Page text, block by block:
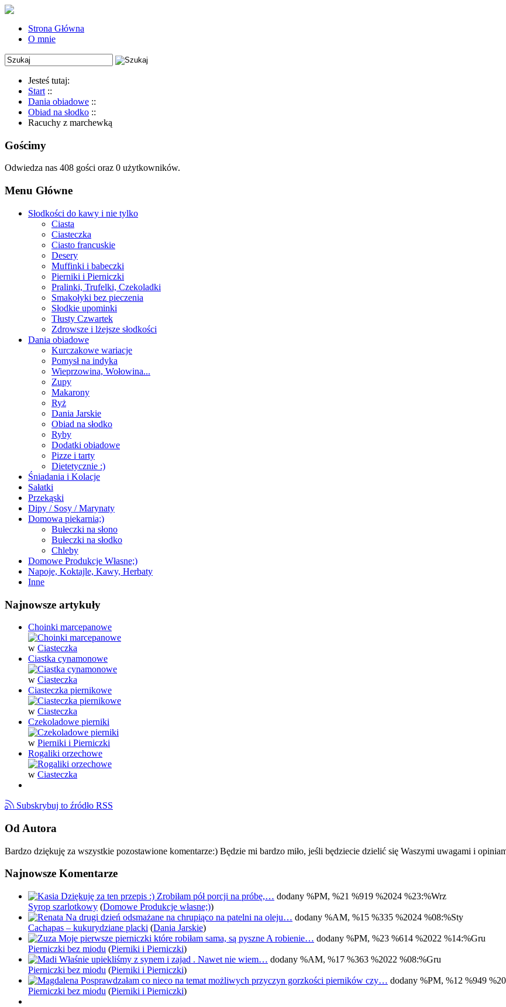
Strona Główna
O mnie
Jesteś tutaj:
Start ::
Dania obiadowe ::
Obiad na słodko ::
Racuchy z marchewką
Gościmy
Odwiedza nas 408 gości oraz 0 użytkowników.
Menu Główne
Słodkości do kawy i nie tylko
Ciasta
Ciasteczka
Ciasto francuskie
Desery
Muffinki i babeczki
Pierniki i Pierniczki
Pralinki, Trufelki, Czekoladki
Smakołyki bez pieczenia
Słodkie upominki
Tłusty Czwartek
Zdrowsze i lżejsze słodkości
Dania obiadowe
Kurczakowe wariacje
Pomysł na indyka
Wieprzowina, Wołowina...
Zupy
Makarony
Ryż
Dania Jarskie
Obiad na słodko
Ryby
Dodatki obiadowe
Pizze i tarty
Dietetycznie :)
Śniadania i Kolacje
Sałatki
Przekąski
Dipy / Sosy / Marynaty
Domowa piekarnia;)
Bułeczki na słono
Bułeczki na słodko
Chleby
Domowe Produkcje Własne;)
Napoje, Koktajle, Kawy, Herbaty
Inne
Najnowsze artykuły
Choinki marcepanowe
w Ciasteczka
Ciastka cynamonowe
w Ciasteczka
Ciasteczka piernikowe
w Ciasteczka
Czekoladowe pierniki
w Pierniki i Pierniczki
Rogaliki orzechowe
w Ciasteczka
Subskrybuj to źródło RSS
Od Autora
Bardzo dziękuję za wszystkie pozostawione komentarze:) Będzie mi bardzo miło, jeśli będziecie dzielić się Waszymi uwagami i
Najnowsze Komentarze
Dziękuję za ten przepis :) Zrobiłam pół porcji na próbę,… dodany %PM, %21 %919 %2024 %23:%Wrz
Syrop szarlotkowy (Domowe Produkcje własne;))
Na drugi dzień odsmażane na chrupiąco na patelni na oleju… dodany %AM, %15 %335 %2024 %08:%Sty
Cachapas – kukurydziane placki (Dania Jarskie)
Moje pierwsze pierniczki które robiłam sama, są pyszne A robienie… dodany %PM, %23 %614 %2022 %14:%Gru
Pierniczki bez miodu (Pierniki i Pierniczki)
Właśnie upiekliśmy z synem i zajad . Nawet nie wiem… dodany %AM, %17 %363 %2022 %08:%Gru
Pierniczki bez miodu (Pierniki i Pierniczki)
Posprawdzałam co nieco na temat możliwych przyczyn gorzkości pierników czy… dodany %PM, %12 %949
Pierniczki bez miodu (Pierniki i Pierniczki)